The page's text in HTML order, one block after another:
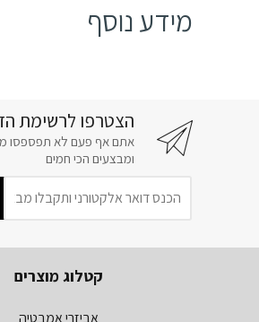
מידע נוסף
הצטרפו לרשימת
אתם אף פעם לא תפספסו
ומבצעים הכי חמים
קטלוג מוצרים
אביזרי אמבטיה